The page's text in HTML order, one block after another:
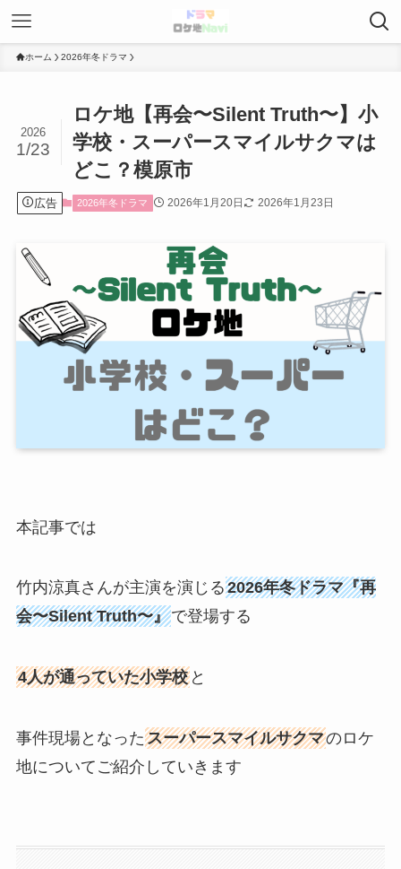
ホーム 2026年冬ドラマ
ロケ地【再会〜Silent Truth〜】小
学校・スーパースマイルサクマは
どこ？模原市
2026
1/23
広告 2026年冬ドラマ 2026年1月20日 2026年1月23日
本記事では
竹内涼真さんが主演を演じる2026年冬ドラマ『再
会〜Silent Truth〜』で登場する
4人が通っていた小学校と
事件現場となったスーパースマイルサクマのロケ
地についてご紹介していきます